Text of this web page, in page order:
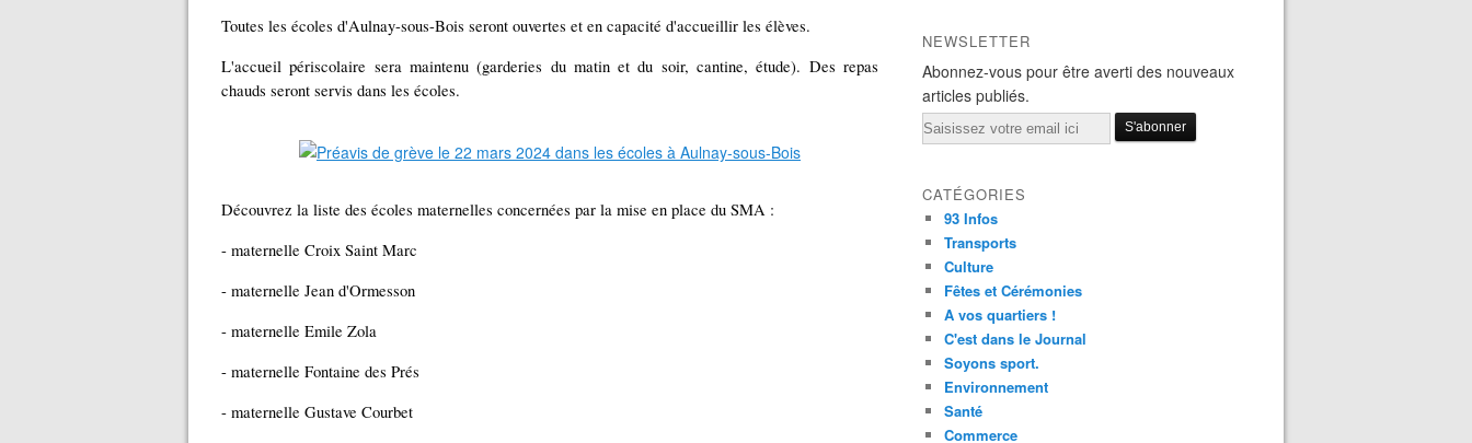
Toutes les écoles d'Aulnay-sous-Bois seront ouvertes et en capacité d'accueillir les élèves.
L'accueil périscolaire sera maintenu (garderies du matin et du soir, cantine, étude). Des repas
chauds seront servis dans les écoles.
Découvrez la liste des écoles maternelles concernées par la mise en place du SMA :
- maternelle Croix Saint Marc
- maternelle Jean d'Ormesson
- maternelle Emile Zola
- maternelle Fontaine des Prés
- maternelle Gustave Courbet
NEWSLETTER
Abonnez-vous pour être averti des nouveaux
articles publiés.
Email
CATÉGORIES
93 Infos
Transports
Culture
Fêtes et Cérémonies
A vos quartiers !
C'est dans le Journal
Soyons sport.
Environnement
Santé
Commerce